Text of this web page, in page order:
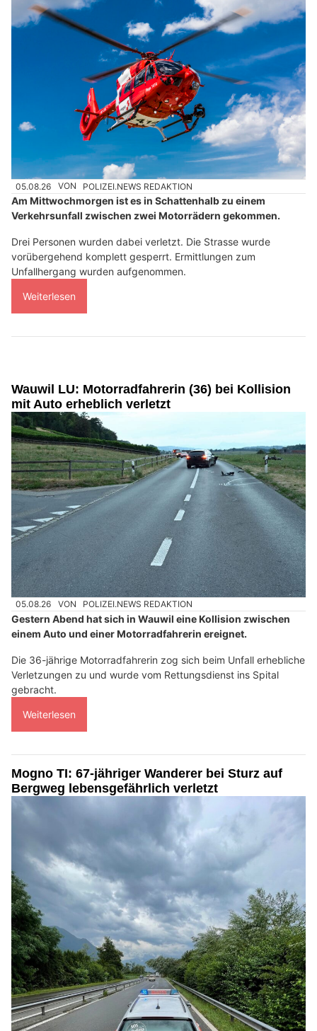
05.08.26 VON POLIZEI.NEWS REDAKTION
Am Mittwochmorgen ist es in Schattenhalb zu einem
Verkehrsunfall zwischen zwei Motorrädern gekommen.
Drei Personen wurden dabei verletzt. Die Strasse wurde
vorübergehend komplett gesperrt. Ermittlungen zum
Unfallhergang wurden aufgenommen.
Weiterlesen
Wauwil LU: Motorradfahrerin (36) bei Kollision
mit Auto erheblich verletzt
05.08.26 VON POLIZEI.NEWS REDAKTION
Gestern Abend hat sich in Wauwil eine Kollision zwischen
einem Auto und einer Motorradfahrerin ereignet.
Die 36-jährige Motorradfahrerin zog sich beim Unfall erhebliche
Verletzungen zu und wurde vom Rettungsdienst ins Spital
gebracht.
Weiterlesen
Mogno TI: 67-jähriger Wanderer bei Sturz auf
Bergweg lebensgefährlich verletzt